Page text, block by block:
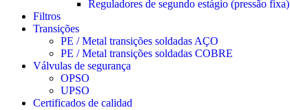
Reguladores de segundo estágio (pressão fixa)
Filtros
Transições
PE / Metal transições soldadas AÇO
PE / Metal transições soldadas COBRE
Válvulas de segurança
OPSO
UPSO
Certificados de calidad